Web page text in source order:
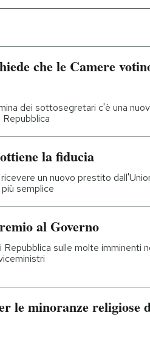
che le Camere
dei sottosegretari c'è una
la fiducia
un nuovo prestito
semplice
al Governo
Repubblica sulle molte imminenti
le minoranze religiose